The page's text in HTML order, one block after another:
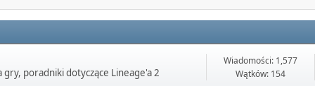
poradniki dotyczące Lineage'a 2
Wiadomości: 1,577
Wątków: 154